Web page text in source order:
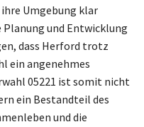
Umgebung klar
und Entwicklung
dass Herford trotz
ein angenehmes
05221 ist somit nicht
ein Bestandteil des
und die